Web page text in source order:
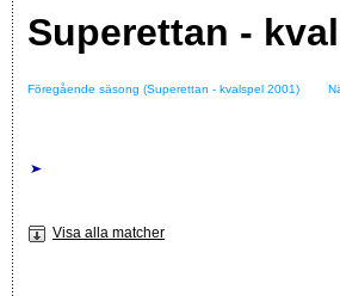
Superettan -
Föregående säsong (Superettan - kvalspel 2001)
Visa alla matcher